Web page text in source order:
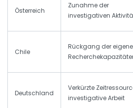
Österreich
Zunahme der
investigativen
Chile
Rückgang der
Deutschland
Verkürzte
investigative Arbeit